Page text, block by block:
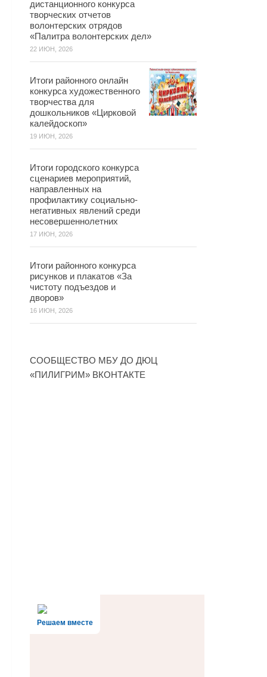
дистанционного конкурса
творческих отчетов
волонтерских отрядов
«Палитра волонтерских дел»
22 ИЮН, 2026
Итоги районного онлайн
конкурса художественного
творчества для
дошкольников «Цирковой
калейдоскоп»
19 ИЮН, 2026
Итоги городского конкурса
сценариев мероприятий,
направленных на
профилактику социально-
негативных явлений среди
несовершеннолетних
17 ИЮН, 2026
Итоги районного конкурса
рисунков и плакатов «За
чистоту подъездов и
дворов»
16 ИЮН, 2026
СООБЩЕСТВО МБУ ДО ДЮЦ
«ПИЛИГРИМ» ВКОНТАКТЕ
Решаем вместе